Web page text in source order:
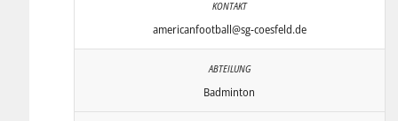
americanfootball@sg-coesfeld.de
Badminton